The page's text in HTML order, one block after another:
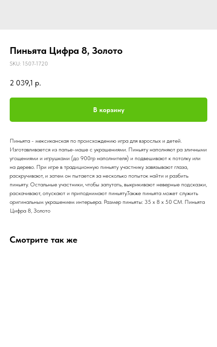
Пиньята Цифра 8, Золото
SKU: 1507-1720
2 039,1 р.
В корзину
Пиньята - мексиканская по происхождению игра для взрослых и детей.
Изготавливается из папье-маше с украшениями. Пиньяту наполняют ра зличными
угощениями и игрушками (до 900гр наполнителя) и подвешивают к потолку или
на дерево. При игре в традиционную пиньяту участнику завязывают глаза,
раскручивают, и затем он пытается за несколько попыток найти и разбить
пиньяту. Остальные участники, чтобы запутать, выкрикивают неверные подсказки,
раскачивают, опускают и приподнимают пиньяту.Также пиньята может служить
оригинальным украшением интерьера. Размер пиньяты: 35 х 8 х 50 СМ. Пиньята
Цифра 8, Золото
Смотрите так же